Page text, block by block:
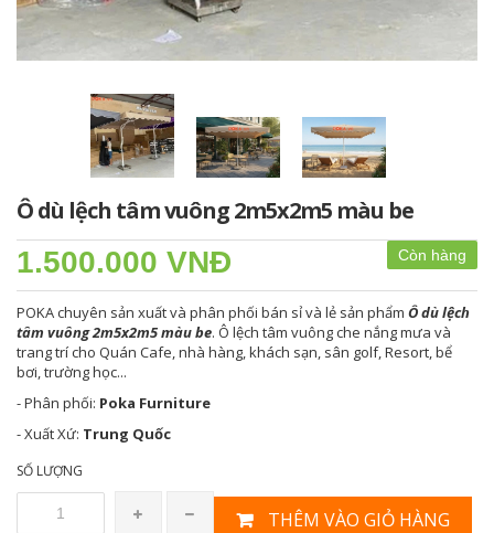
Ô dù lệch tâm vuông 2m5x2m5 màu be
Còn hàng
1.500.000 VNĐ
POKAchuyên sản xuất và phân phối bán sỉ và lẻ sản phẩm Ô dù lệch
tâm vuông 2m5x2m5 màu be. Ô lệch tâm vuông che nắng mưa và
trang trí cho Quán Cafe, nhà hàng, khách sạn, sân golf, Resort, bể
bơi, trường học...
- Phân phối: Poka Furniture
- Xuất Xứ: Trung Quốc
SỐ LƯỢNG
THÊM VÀO GIỎ HÀNG